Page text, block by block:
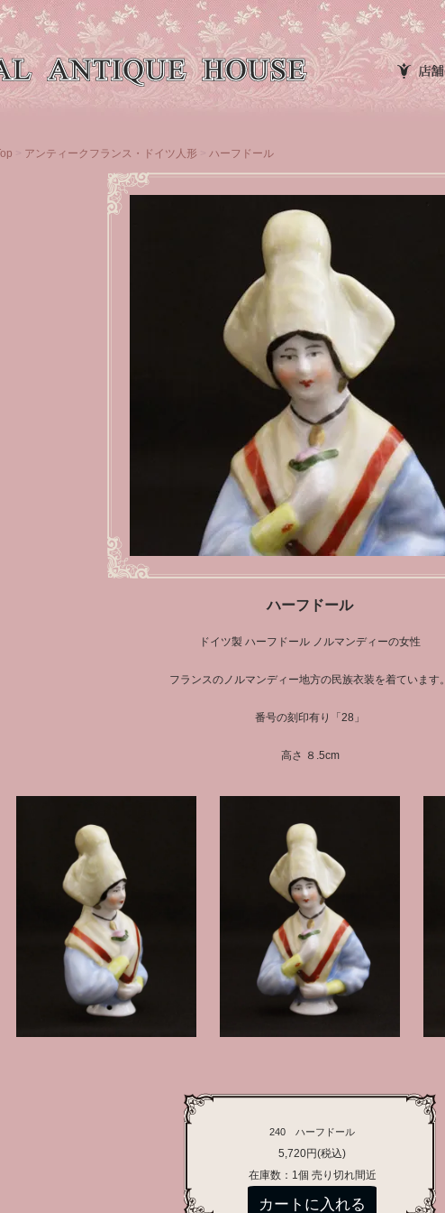
アンティークフランス・ドイツ人形 ハーフドール
ハーフドール
ドイツ製 ハーフドール ノルマンディーの女性
フランスのノルマンディー地方の民族衣装を着ています。
番号の刻印有り「28」
高さ ８.5cm
240 ハーフドール
5,720円(税込)
在庫数：1個 売り切れ間近